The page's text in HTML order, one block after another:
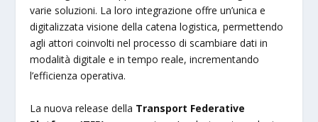
varie soluzioni. La loro integrazione offre un’unica e
digitalizzata visione della catena logistica, permettendo
agli attori coinvolti nel processo di scambiare dati in
modalità digitale e in tempo reale, incrementando
l’efficienza operativa.
La nuova release della Transport Federative